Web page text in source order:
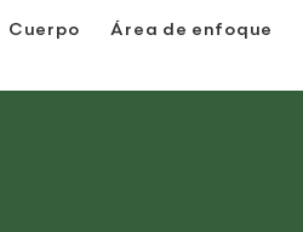
Cuerpo Área de enfoque